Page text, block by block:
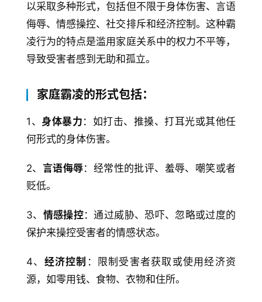
以采取多种形式，包括但不限于身体伤害、言语
侮辱、情感操控、社交排斥和经济控制。这种霸
凌行为的特点是滥用家庭关系中的权力不平等，
导致受害者感到无助和孤立。
家庭霸凌的形式包括：
1、 身体暴力 ：如打击、推搡、打耳光或其他任
何形式的身体伤害。
2、 言语侮辱：经常性的批评、羞辱、嘲笑或者
贬低。
3、 情感操控：通过威胁、恐吓、忽略或过度的
保护来操控受害者的情感状态。
4、 经济控制 ：限制受害者获取或使用经济资
源，如零用钱、食物、衣物和住所。